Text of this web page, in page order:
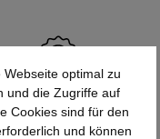
Topmarken
Faire Preise
optimal zu
und die Zugriffe auf
Cookies sind für den
und können